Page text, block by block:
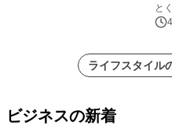
と
ライフスタイル
ビジネスの新着